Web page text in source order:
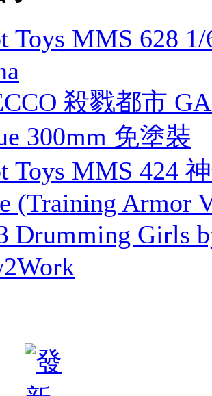
Toys MMS 628
殺戮都市
300mm 免塗裝
Toys MMS 424
(Training Armor
Drumming Girls